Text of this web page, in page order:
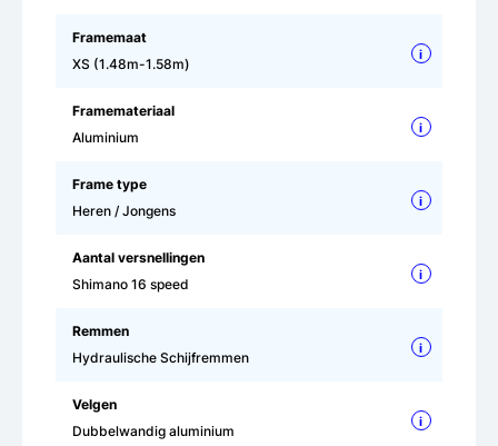
Framemaat
XS (1.48m-1.58m)
i
Framemateriaal
Aluminium
i
Frame type
Heren / Jongens
i
Aantal versnellingen
Shimano 16 speed
i
Remmen
Hydraulische Schijfremmen
i
Velgen
Dubbelwandig aluminium
i